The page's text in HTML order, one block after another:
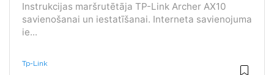
Instrukcijas maršrutētāja TP-Link Archer AX10
savienošanai un iestatīšanai. Interneta savienojuma
ie...
Tp-Link